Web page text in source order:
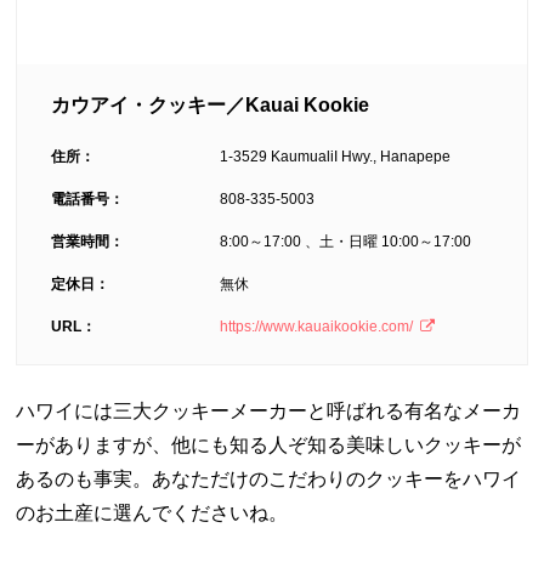
カウアイ・クッキー／Kauai Kookie
住所： 1-3529 KaumualiI Hwy., Hanapepe
電話番号： 808-335-5003
営業時間： 8:00～17:00 、土・日曜 10:00～17:00
定休日： 無休
URL： https://www.kauaikookie.com/
ハワイには三大クッキーメーカーと呼ばれる有名なメーカ
ーがありますが、他にも知る人ぞ知る美味しいクッキーが
あるのも事実。あなただけのこだわりのクッキーをハワイ
のお土産に選んでくださいね。